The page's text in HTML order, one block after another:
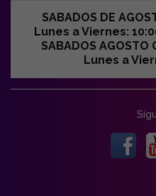
SABADOS DE
Lunes a Viernes:
SABADOS
Lunes a